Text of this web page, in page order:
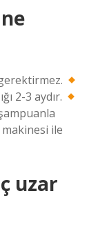
2-3 aydır.
ile
uzar